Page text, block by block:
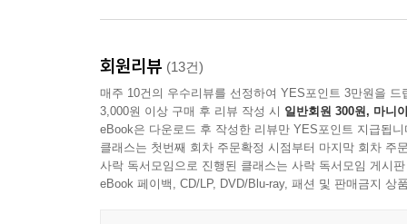
회원리뷰 (13건)
매주 10건의 우수리뷰를 선정하여 YES포인트 3만원을 드
3,000원 이상 구매 후 리뷰 작성 시 일반회원 300원, 마니
eBook은 다운로드 후 작성한 리뷰만 YES포인트 지급됩니
클래스는 첫번째 회차 주문확정 시점부터 마지막 회차 주
사락 독서모임으로 진행된 클래스는 사락 독서모임 게시
eBook 페이백, CD/LP, DVD/Blu-ray, 패션 및 판매금지 상